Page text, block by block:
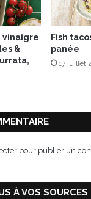
vinaigre
&
Fish
panée
17 juillet
pour publier un
À VOS SOURCES